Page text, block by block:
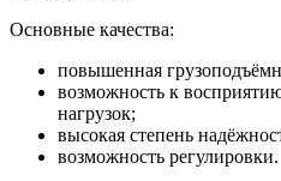
Основные качества:
повышенная
возможность к
нагрузок;
высокая степень
возможность регулировки.